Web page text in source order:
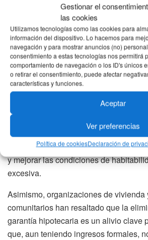
Gestionar el
las cookies
Utilizamos tecnologías como las cookies para
información del dispositivo. Lo hacemos para
navegación y para mostrar anuncios (no)
consentimiento a estas tecnologías nos permitirá
comportamiento de navegación o los ID's únicos
o retirar el consentimiento, puede afectar
características y funciones.
Aceptar
Ver preferencias
Política de cookiesDeclaración de
transformación social en los
del monto financiable es un paso
dirección”, afirmó.
Reacciones
El anuncio ha sido recibido
solidario, que ha insistido en la
herramientas financieras orientadas a la
popular
. Las cooperativas han
iniciativas permite dinamizar la
y mejorar las condiciones de
excesiva.
Asimismo, organizaciones de vivienda
comunitarios han resaltado que la
garantía hipotecaria es un alivio clave
que, aun teniendo ingresos formales,